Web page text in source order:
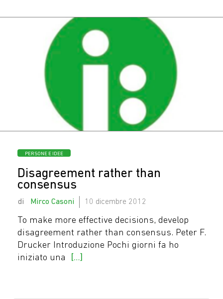
Oggi c’è ancora chi
casca nelle mail di
phishing?
Categorie
PERSONE E IDEE
Disagreement rather than
consensus
by Mirco Casoni 10 dicembre 2012
To make more effective decisions, develop
disagreement rather than consensus. Peter F.
Drucker Introduzione Pochi giorni fa ho
iniziato una
[…]